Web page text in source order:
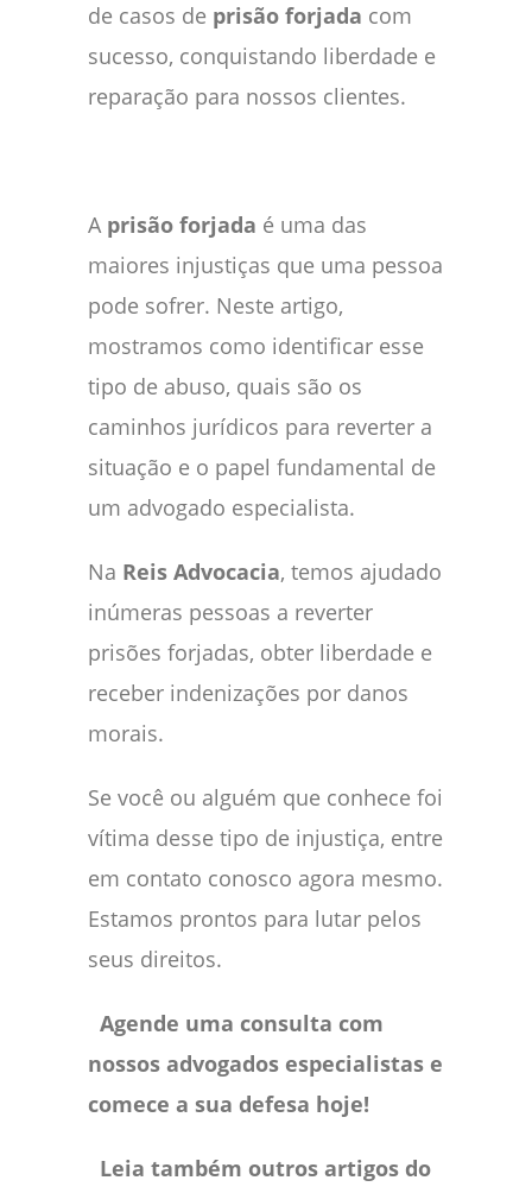
de casos de prisão forjada com
sucesso, conquistando liberdade e
reparação para nossos clientes.
A prisão forjada é uma das
maiores injustiças que uma pessoa
pode sofrer. Neste artigo,
mostramos como identificar esse
tipo de abuso, quais são os
caminhos jurídicos para reverter a
situação e o papel fundamental de
um advogado especialista.
Na Reis Advocacia, temos ajudado
inúmeras pessoas a reverter
prisões forjadas, obter liberdade e
receber indenizações por danos
morais.
Se você ou alguém que conhece foi
vítima desse tipo de injustiça, entre
em contato conosco agora mesmo.
Estamos prontos para lutar pelos
seus direitos.
Agende uma consulta com
nossos advogados especialistas e
comece a sua defesa hoje!
Leia também outros artigos do